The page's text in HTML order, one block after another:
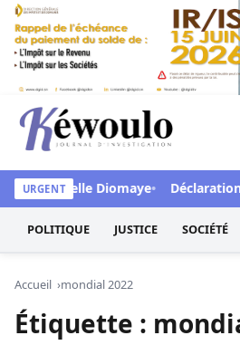
Aller au contenu
Kéwoulo, le premier site
URGENT
interpelle Diomaye Déclaration
POLITIQUE JUSTICE SOCIÉTÉ
Accueil mondial 2022
Étiquette :